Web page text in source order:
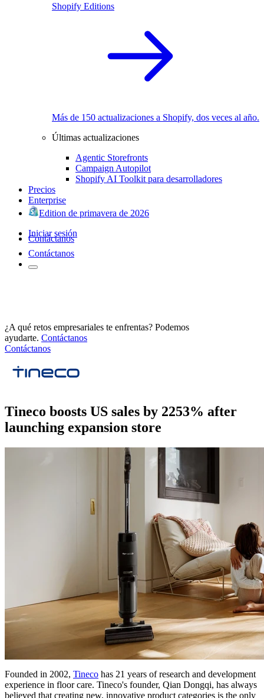
Shopify Editions
Más de 150 actualizaciones a Shopify, dos veces al año.
Últimas actualizaciones
Agentic Storefronts
Campaign Autopilot
Shopify AI Toolkit para desarrolladores
Precios
Enterprise
Edition de primavera de 2026
Iniciar sesión
Contáctanos
Contáctanos
¿A qué retos empresariales te enfrentas? Podemos
ayudarte. Contáctanos
Contáctanos
Tineco boosts US sales by 2253% after
launching expansion store
Founded in 2002, Tineco has 21 years of research and development
experience in floor care. Tineco's founder, Qian Dongqi, has always
believed that creating new, innovative product categories is the only